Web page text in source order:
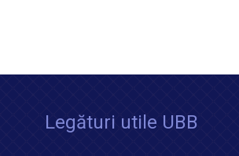
Legături utile UBB